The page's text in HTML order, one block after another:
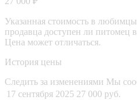
Указанная стоимость в
продавца доступен ли питомец
Цена может отличаться.
История цены
Следить за изменениями Мы
17 сентября 2025 27 000 руб.